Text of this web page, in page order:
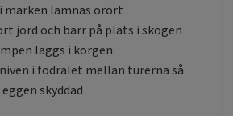
marken lämnas orört
jord och barr på plats i skogen
läggs i korgen
i fodralet mellan turerna så
skyddad